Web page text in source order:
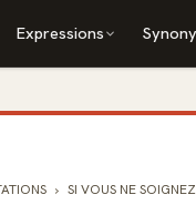
Expressions
SI VOUS NE